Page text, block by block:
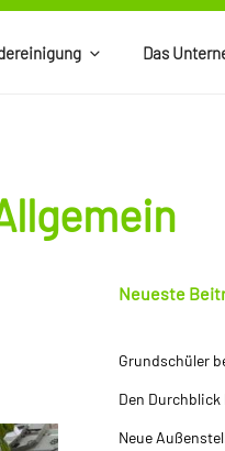
Das
Neueste
Grundschüler
Den Durchblick
Neue